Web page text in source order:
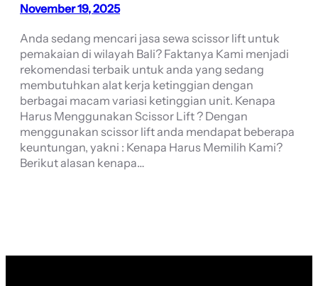
November 19, 2025
Anda sedang mencari jasa sewa scissor lift untuk
pemakaian di wilayah Bali? Faktanya Kami menjadi
rekomendasi terbaik untuk anda yang sedang
membutuhkan alat kerja ketinggian dengan
berbagai macam variasi ketinggian unit. Kenapa
Harus Menggunakan Scissor Lift ? Dengan
menggunakan scissor lift anda mendapat beberapa
keuntungan, yakni : Kenapa Harus Memilih Kami?
Berikut alasan kenapa…